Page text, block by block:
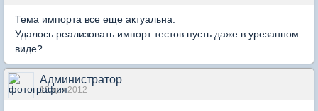
Тема импорта все еще актуальна.
Удалось реализовать импорт тестов пусть даже в урезанном
виде?
Администратор
12 дек 2012